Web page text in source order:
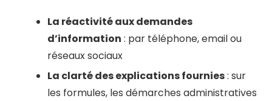
La réactivité aux demandes
d’information : par téléphone, email ou
réseaux sociaux
La clarté des explications fournies: sur
les formules, les démarches administratives